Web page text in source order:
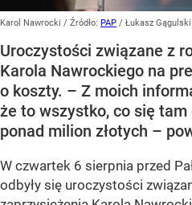
Karol Nawrocki / Źródło: PAP / Łukasz Gągulski
Uroczystości związane z
Karola Nawrockiego na
o koszty. – Z moich
że to wszystko, co się tam
ponad milion złotych –
W czwartek 6 sierpnia przed
odbyły się uroczystości